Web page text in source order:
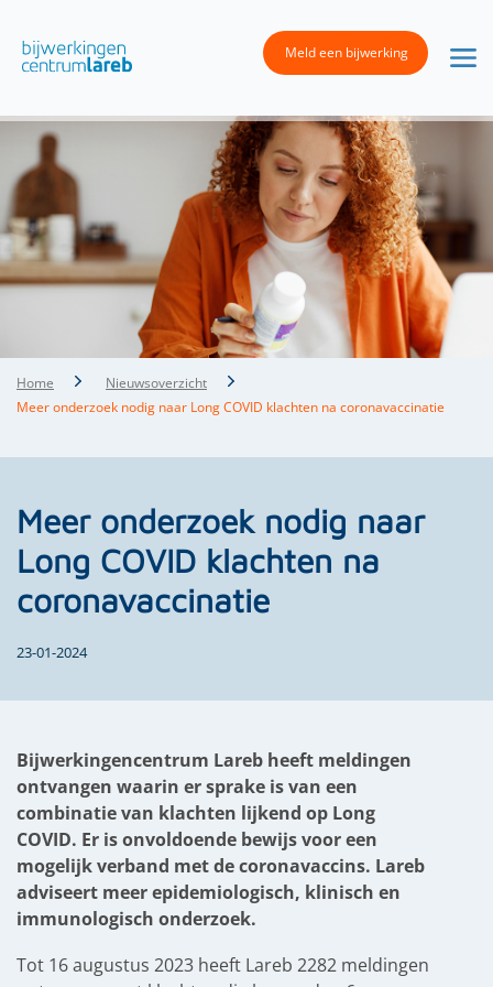
Meld een bijwerking
Home
Nieuwsoverzicht
Meer onderzoek nodig naar Long COVID klachten na coronavaccinatie
Meer onderzoek nodig naar
Long COVID klachten na
coronavaccinatie
23-01-2024
Bijwerkingencentrum Lareb heeft meldingen
ontvangen waarin er sprake is van een
combinatie van klachten lijkend op Long
COVID. Er is onvoldoende bewijs voor een
mogelijk verband met de coronavaccins. Lareb
adviseert meer epidemiologisch, klinisch en
immunologisch onderzoek.
Tot 16 augustus 2023 heeft Lareb 2282 meldingen